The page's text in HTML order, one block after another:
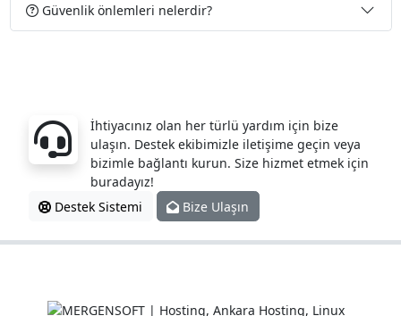
Güvenlik önlemleri nelerdir?
İhtiyacınız olan her türlü yardım için bize
ulaşın. Destek ekibimizle iletişime geçin veya
bizimle bağlantı kurun. Size hizmet etmek için
buradayız!
Destek Sistemi
Bize Ulaşın